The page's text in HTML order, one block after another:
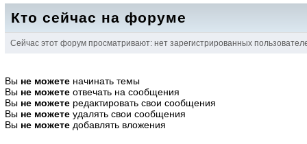
Кто сейчас на форуме
Сейчас этот форум просматривают: нет зарегистрированных
Вы не можете начинать темы
Вы не можете отвечать на сообщения
Вы не можете редактировать свои сообщения
Вы не можете удалять свои сообщения
Вы не можете добавлять вложения